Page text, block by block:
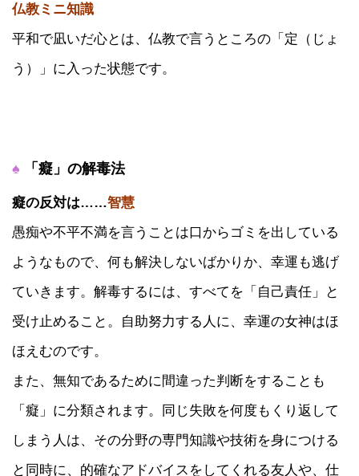
仏教ミニ知識
平和で凪いだ心とは、仏教で言うところの「定（じょ
う）」に入った状態です。
♠ 「癡」の解毒法
癡の反対は……智慧
愚痴や不平不満を言うことは口からゴミを出している
ようなもので、何も解決しないばかりか、幸運も逃げ
ていきます。解毒するには、すべてを「自己責任」と
受け止めること。自助努力する人に、幸運の女神はほ
ほえむのです。
また、無知であるために間違った判断をすることも
「癡」に分類されます。同じ失敗を何度もくり返して
しまう人は、その分野の専門知識や技術を身につける
と同時に、的確なアドバイスをしてくれる友人や、仕